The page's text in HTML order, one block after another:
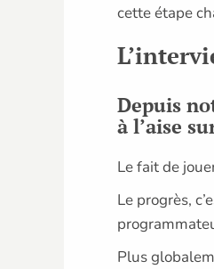
cette étape
Depuis
à l’aise
Le fait de
Le progrès,
Plus